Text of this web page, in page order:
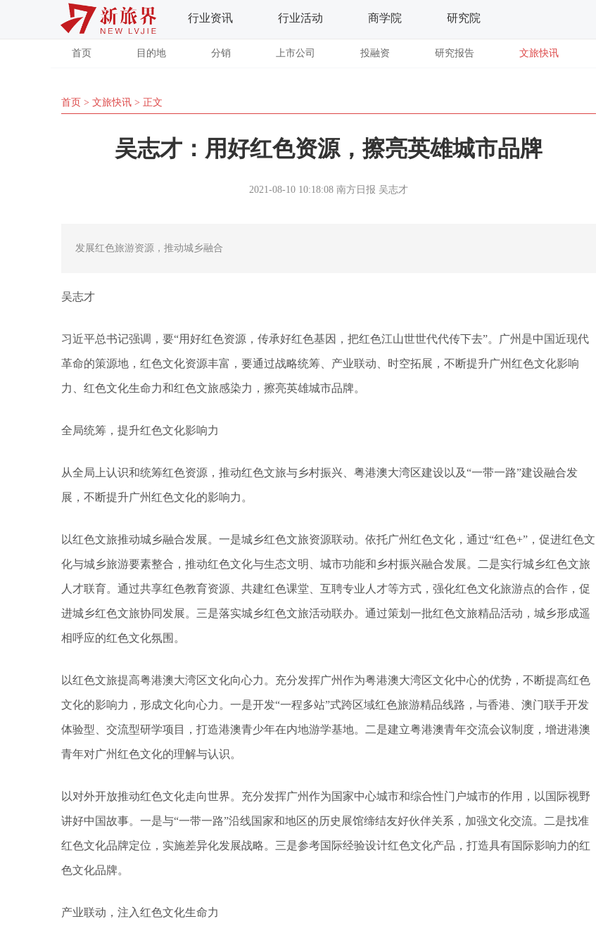
行业资讯 行业活动 商学院 研究院
首页 目的地 分销 上市公司 投融资 研究报告 文旅快讯
首页 > 文旅快讯 > 正文
吴志才：用好红色资源，擦亮英雄城市品牌
2021-08-10 10:18:08 南方日报 吴志才
发展红色旅游资源，推动城乡融合
吴志才
习近平总书记强调，要“用好红色资源，传承好红色基因，把红色江山世世代代传下去”。广州是中国近现代
革命的策源地，红色文化资源丰富，要通过战略统筹、产业联动、时空拓展，不断提升广州红色文化影响
力、红色文化生命力和红色文旅感染力，擦亮英雄城市品牌。
全局统筹，提升红色文化影响力
从全局上认识和统筹红色资源，推动红色文旅与乡村振兴、粤港澳大湾区建设以及“一带一路”建设融合发
展，不断提升广州红色文化的影响力。
以红色文旅推动城乡融合发展。一是城乡红色文旅资源联动。依托广州红色文化，通过“红色+”，促进红色文
化与城乡旅游要素整合，推动红色文化与生态文明、城市功能和乡村振兴融合发展。二是实行城乡红色文旅
人才联育。通过共享红色教育资源、共建红色课堂、互聘专业人才等方式，强化红色文化旅游点的合作，促
进城乡红色文旅协同发展。三是落实城乡红色文旅活动联办。通过策划一批红色文旅精品活动，城乡形成遥
相呼应的红色文化氛围。
以红色文旅提高粤港澳大湾区文化向心力。充分发挥广州作为粤港澳大湾区文化中心的优势，不断提高红色
文化的影响力，形成文化向心力。一是开发“一程多站”式跨区域红色旅游精品线路，与香港、澳门联手开发
体验型、交流型研学项目，打造港澳青少年在内地游学基地。二是建立粤港澳青年交流会议制度，增进港澳
青年对广州红色文化的理解与认识。
以对外开放推动红色文化走向世界。充分发挥广州作为国家中心城市和综合性门户城市的作用，以国际视野
讲好中国故事。一是与“一带一路”沿线国家和地区的历史展馆缔结友好伙伴关系，加强文化交流。二是找准
红色文化品牌定位，实施差异化发展战略。三是参考国际经验设计红色文化产品，打造具有国际影响力的红
色文化品牌。
产业联动，注入红色文化生命力